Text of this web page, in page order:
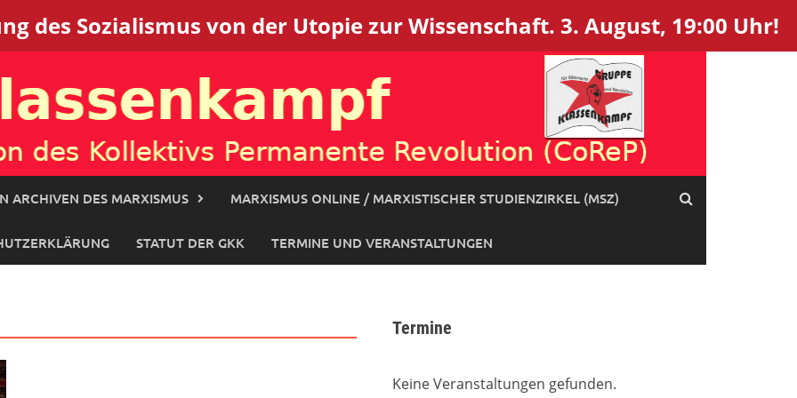
des Sozialismus von der Utopie zur Wissenschaft. 3. August, 19:00 Uhr!
ARCHIVEN DES MARXISMUS MARXISMUS ONLINE / MARXISTISCHER STUDIENZIRKEL (MSZ)
STATUT DER GKK TERMINE UND VERANSTALTUNGEN
Termine
Keine Veranstaltungen gefunden.